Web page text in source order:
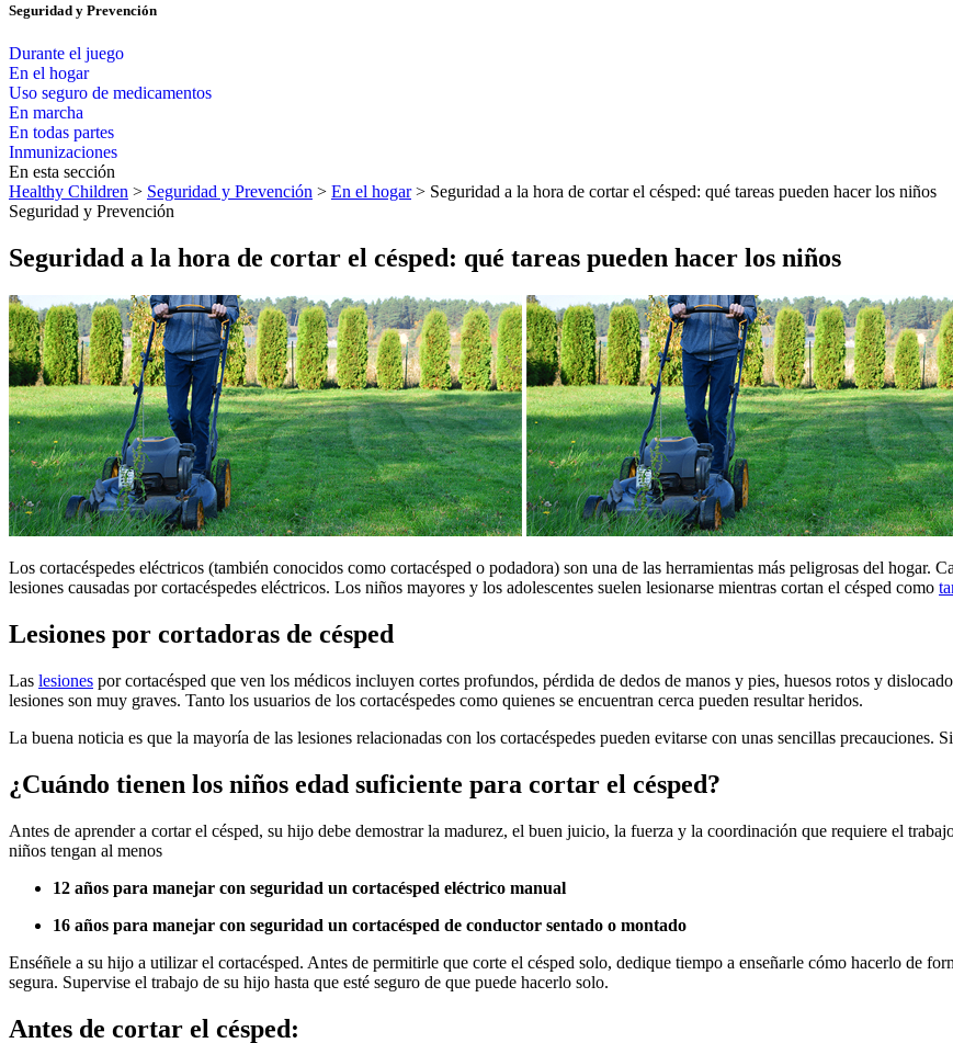
Seguridad y Prevención
Durante el juego
En el hogar
Uso seguro de medicamentos
En marcha
En todas partes
Inmunizaciones
En esta sección
Healthy Children > Seguridad y Prevención > En el hogar> Seguridad a la hora de cortar el césped: qué tareas pueden hacer los niños
Seguridad y Prevención
Seguridad a la hora de cortar el césped: qué tareas pueden hacer los niños
​Los cortacéspedes eléctricos (también conocidos como cortacésped o podadora) son una de las herramientas más peligrosas del hogar.
lesiones causadas por cortacéspedes eléctricos. Los niños mayores y los adolescentes suelen lesionarse mientras cortan el césped como
Lesiones por cortadoras de césped
Las lesiones por cortacésped que ven los médicos incluyen cortes profundos, pérdida de dedos de manos y pies, huesos rotos y
lesiones son muy graves. Tanto los usuarios de los cortacéspedes como quienes se encuentran cerca pueden resultar heridos.
La buena noticia es que la mayoría de las lesiones relacionadas con los cortacéspedes pueden evitarse con unas sencillas precauciones.
¿Cuándo tienen los niños edad suficiente para cortar el césped?
Antes de aprender a cortar el césped, su hijo debe demostrar la madurez, el buen juicio, la fuerza y la coordinación que requiere el
niños tengan al menos
12 años para manejar con seguridad un cortacésped eléctrico manual
16 años para manejar con seguridad un cortacésped de conductor sentado o montado
Enséñele a su hijo a utilizar el cortacésped. Antes de permitirle que corte el césped solo, dedique tiempo a enseñarle cómo hacerlo de
segura. Supervise el trabajo de su hijo hasta que esté seguro de que puede hacerlo solo.
Antes de cortar el césped: